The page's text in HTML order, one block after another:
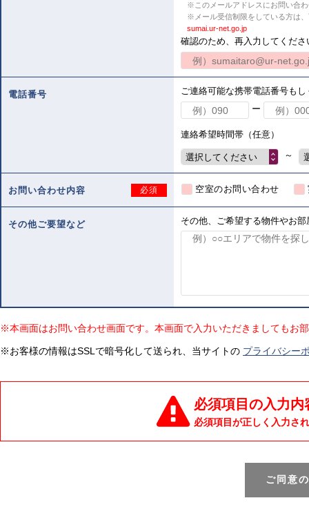
※このメールアドレスにお問い合
※メール受信制限をしている方は
sumai.ur-net.go.jp
確認のため、再入力してくださ
電話番号
ご連絡可能な携帯電話番号も
ー
連絡希望時間帯（任意）
選択してください ～
お問い合わせ内容 必須 空室のお問い合わせ
その他ご要望など その他、ご希望する物件やお
※本画面はお問い合わせ画面です。本画面で入力いただきましてもお
※お客様の情報はSSLで暗号化して送られ、当サイトの プライバシー
必須項目の入力
必須項目が正しく入力さ
ご同意